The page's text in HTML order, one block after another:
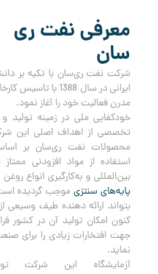
معرفی نفت ری
سان
شرکت نفت ری‌سان با تکیه بر
ایرانی در سال 1388
مدرن فعالیت خود را آغاز نمود.
خودکفایی ملی در زمینه تولید
تخصصی از اهداف اصلی این
محصولات نفت ری‌سان بر
استفاده از مواد افزودنی ممتاز
بین‌المللی و به‌کارگیری انواع
پایه‌های سنتزیموجب گردیده
بتواند ارائه دهنده طیف وسیعی
کنون امکان تولید آن در کشور
جهت افتخارات زیادی را برای
نماید.
آزمایشگاه این شرکت